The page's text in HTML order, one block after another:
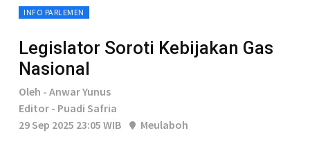
INFO PARLEMEN
Legislator Soroti Kebijakan Gas
Nasional
Oleh - Anwar Yunus
Editor - Puadi Safria
29 Sep 2025 23:05 WIB
Meulaboh